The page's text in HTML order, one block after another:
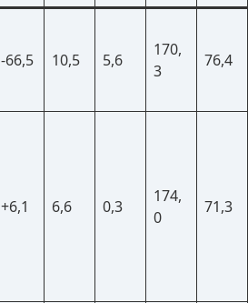
-66,5 10,5 5,6
170,
3
76,4
+6,1 6,6 0,3
174,
0
71,3